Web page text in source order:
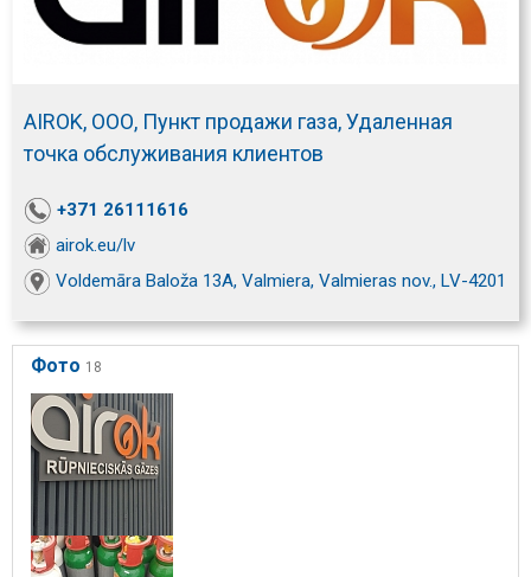
AIROK, ООО, Пункт продажи газа, Удаленная
точка обслуживания клиентов
+371 26111616
airok.eu/lv
Voldemāra Baloža 13A, Valmiera, Valmieras nov., LV-4201
Фото 18